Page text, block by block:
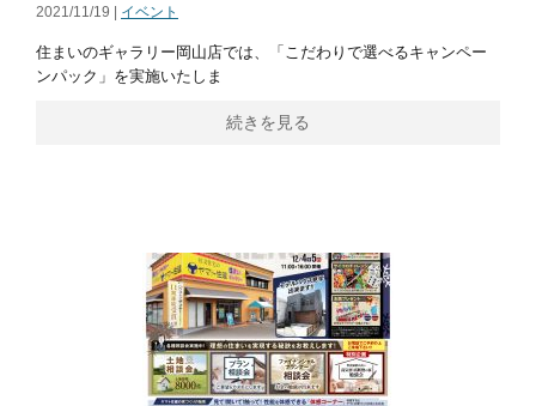
2021/11/19 | イベント
住まいのギャラリー岡山店では、「こだわりで選べるキャンペー
ンパック」を実施いたしま
続きを見る